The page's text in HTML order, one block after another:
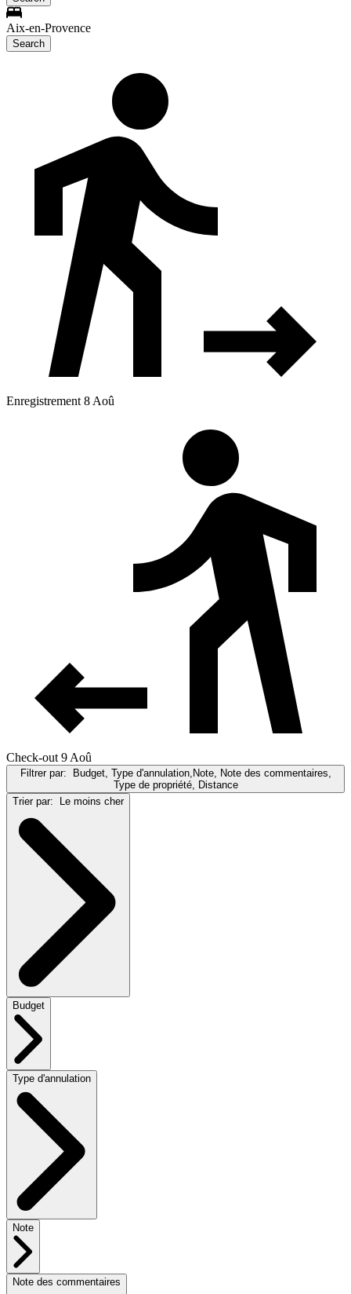
Aix-en-Provence
Search
Enregistrement 8 Aoû
Check-out 9 Aoû
Filtrer par: Budget, Type d'annulation,Note, Note des commentaires,
Type de propriété, Distance
Trier par: Le moins cher
Budget
Type d'annulation
Note
Note des commentaires